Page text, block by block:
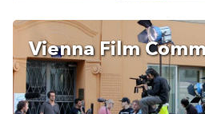
Vienna Film